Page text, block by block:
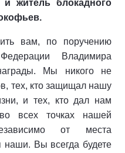
житель блокадного
вам, по поручению
Владимира
Мы никого не
тех, кто защищал нашу
и тех, кто дал нам
всех точках нашей
от места
Вы всегда будете